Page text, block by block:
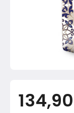
134,90